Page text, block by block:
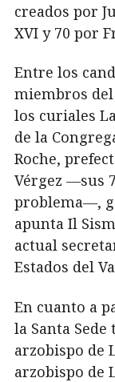
creados por
XVI y 70 por
Entre los
miembros
los curiales
de la
Roche,
Vérgez ―sus
problema―,
apunta Il
actual
Estados del
En cuanto a
la Santa
arzobispo de
arzobispo de